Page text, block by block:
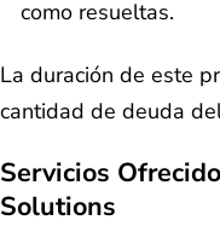
como resueltas.
La duración de este
cantidad de deuda
Servicios
Solutions